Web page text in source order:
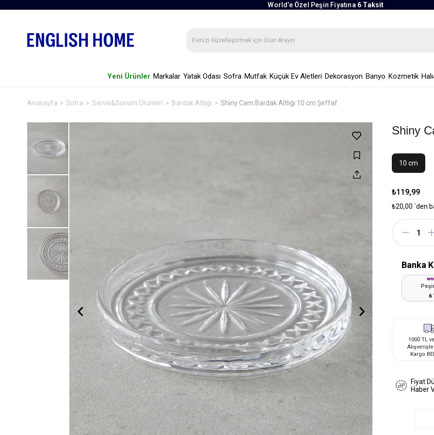
World’e Özel Peşin Fiyatına 6 Taksit
Yeni Ürünler Markalar Yatak Odası Sofra Mutfak Küçük Ev Aletleri Dekorasyon Banyo Kozmetik
Anasayfa Sofra Servis&Sunum Ürünleri Bardak Altlığı Shiny Cam Bardak Altlığı 10 cm Şeffaf
Shiny
10 cm
₺119,99
₺20,00 `den
Banka
6
1000 TL
Kargo
Fiyat
Haber